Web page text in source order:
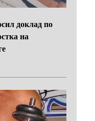
доклад по
на